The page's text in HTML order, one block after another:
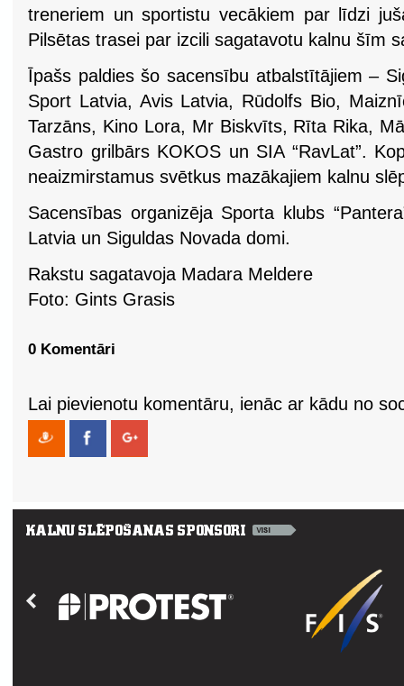
treneriem un sportistu vecākiem par līdzi
Pilsētas trasei par izcili sagatavotu kalnu šīm
Īpašs paldies šo sacensību atbalstītājiem –
Sport Latvia, Avis Latvia, Rūdolfs Bio,
Tarzāns, Kino Lora, Mr Biskvīts, Rīta Rika,
Gastro grilbārs KOKOS un SIA “RavLat”.
neaizmirstamus svētkus mazākajiem kalnu
Sacensības organizēja Sporta klubs
Latvia un Siguldas Novada domi.
Rakstu sagatavoja Madara Meldere
Foto: Gints Grasis
0 Komentāri
Lai pievienotu komentāru, ienāc ar kādu no